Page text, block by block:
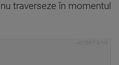
traverseze în momentul